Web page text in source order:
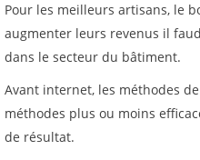
Pour les meilleurs artisans, le
augmenter leurs revenus il
dans le secteur du bâtiment.
Avant internet, les méthodes
méthodes plus ou moins
de résultat.